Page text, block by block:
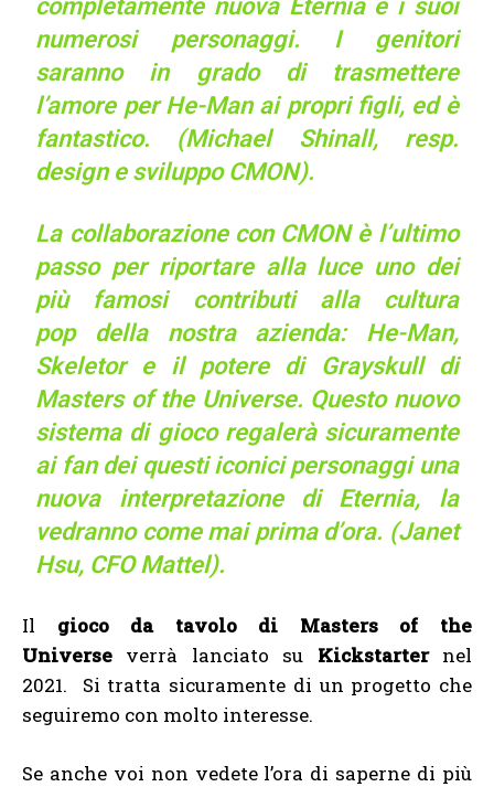
completamente nuova Eternia e i suoi
numerosi personaggi. I genitori
saranno in grado di trasmettere
l’amore per He-Man ai propri figli, ed è
fantastico. (Michael Shinall, resp.
design e sviluppo CMON).
La collaborazione con CMON è l’ultimo
passo per riportare alla luce uno dei
più famosi contributi alla cultura
pop della nostra azienda: He-Man,
Skeletor e il potere di Grayskull di
Masters of the Universe. Questo nuovo
sistema di gioco regalerà sicuramente
ai fan dei questi iconici personaggi una
nuova interpretazione di Eternia, la
vedranno come mai prima d’ora. (Janet
Hsu, CFO Mattel).
Il gioco da tavolo di Masters of the
Universe verrà lanciato su Kickstarternel
2021. Si tratta sicuramente di un progetto che
seguiremo con molto interesse.
Se anche voi non vedete l’ora di saperne di più